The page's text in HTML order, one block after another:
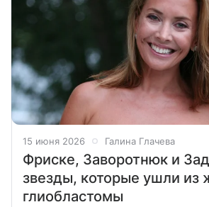
15 июня 2026 Галина Глачева
Фриске, Заворотнюк и
звезды, которые ушли из
глиобластомы